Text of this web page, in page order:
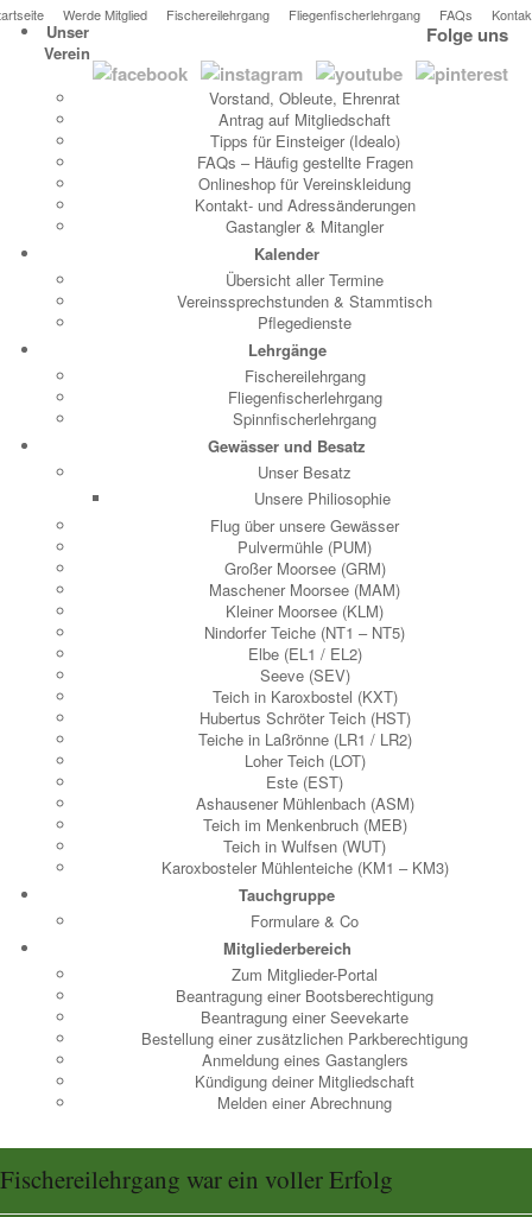
Werde Mitglied Fischereilehrgang Fliegenfischerlehrgang FAQs
Folge uns
Unser
Verein
Vorstand, Obleute, Ehrenrat
Antrag auf Mitgliedschaft
Tipps für Einsteiger (Idealo)
FAQs – Häufig gestellte Fragen
Onlineshop für Vereinskleidung
Kontakt- und Adressänderungen
Gastangler & Mitangler
Kalender
Übersicht aller Termine
Vereinssprechstunden & Stammtisch
Pflegedienste
Lehrgänge
Fischereilehrgang
Fliegenfischerlehrgang
Spinnfischerlehrgang
Gewässer und Besatz
Unser Besatz
Unsere Philiosophie
Flug über unsere Gewässer
Pulvermühle (PUM)
Großer Moorsee (GRM)
Maschener Moorsee (MAM)
Kleiner Moorsee (KLM)
Nindorfer Teiche (NT1 – NT5)
Elbe (EL1 / EL2)
Seeve (SEV)
Teich in Karoxbostel (KXT)
Hubertus Schröter Teich (HST)
Teiche in Laßrönne (LR1 / LR2)
Loher Teich (LOT)
Este (EST)
Ashausener Mühlenbach (ASM)
Teich im Menkenbruch (MEB)
Teich in Wulfsen (WUT)
Karoxbosteler Mühlenteiche (KM1 – KM3)
Tauchgruppe
Formulare & Co
Mitgliederbereich
Zum Mitglieder-Portal
Beantragung einer Bootsberechtigung
Beantragung einer Seevekarte
Bestellung einer zusätzlichen Parkberechtigung
Anmeldung eines Gastanglers
Kündigung deiner Mitgliedschaft
Melden einer Abrechnung
Fischereilehrgang war ein voller Erfolg